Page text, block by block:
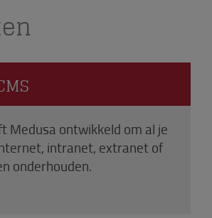
Medusa ontwikkeld om al je
intranet, extranet of
onderhouden.